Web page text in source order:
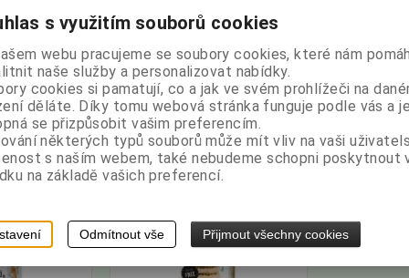
- bez lepku
číslo:
DPH:48,21 Kč
Kč/2,16 EUR
Koupit
Piškoty Orange Choco 80g -
Výrobce: Země
původu: Polsko
Katalogové číslo:
005369
Hmotnost: 0,08 kg
bez DPH:79,46 Kč
s DPH:89 Kč/3,55 EUR
ks
Piškoty v
Výrobce: Země
původu: Polsko
Hmotnost:0,08
s
s využitím souborů cookies
webu pracujeme se soubory cookies, které nám
naše služby a personalizovat nabídky.
cookies si pamatují, co a jak ve svém prohlížeči na
děláte. Díky tomu webová stránka funguje podle vás a je
se přizpůsobit vašim preferencím.
některých typů souborů může mít vliv na vaši
s naším webem, také nebudeme schopni poskytnout
na základě vašich preferencí.
Odmítnout vše Přijmout všechny cookies